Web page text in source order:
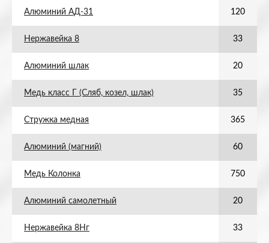
Алюминий АД-31 120
Нержавейка 8 33
Алюминий шлак 20
Медь класс Г (Сляб, козел, шлак) 35
Стружка медная 365
Алюминий (магний) 60
Медь Колонка 750
Алюминий самолетный 20
Нержавейка 8Нг 33